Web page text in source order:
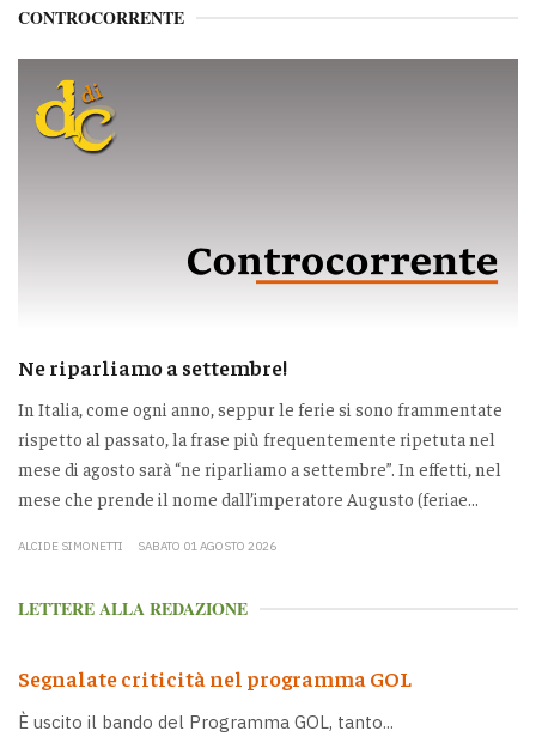
CONTROCORRENTE
Ne riparliamo a settembre!
In Italia, come ogni anno, seppur le ferie si sono frammentate
rispetto al passato, la frase più frequentemente ripetuta nel
mese di agosto sarà “ne riparliamo a settembre”. In effetti, nel
mese che prende il nome dall’imperatore Augusto (feriae...
ALCIDE SIMONETTI SABATO 01 AGOSTO 2026
LETTERE ALLA REDAZIONE
Segnalate criticità nel programma GOL
È uscito il bando del Programma GOL, tanto...